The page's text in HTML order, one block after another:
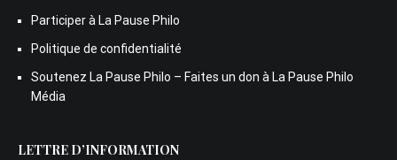
Participer à La Pause Philo
Politique de confidentialité
Soutenez La Pause Philo – Faites un don à La Pause Philo
Média
LETTRE D’INFORMATION